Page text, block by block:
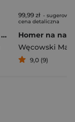
Pierogi z kimchi. Moje ulubione azjatyckie przepisy - książka z autografem
99,99 zł -
cena detaliczna
Węcowski
9,0 (9)